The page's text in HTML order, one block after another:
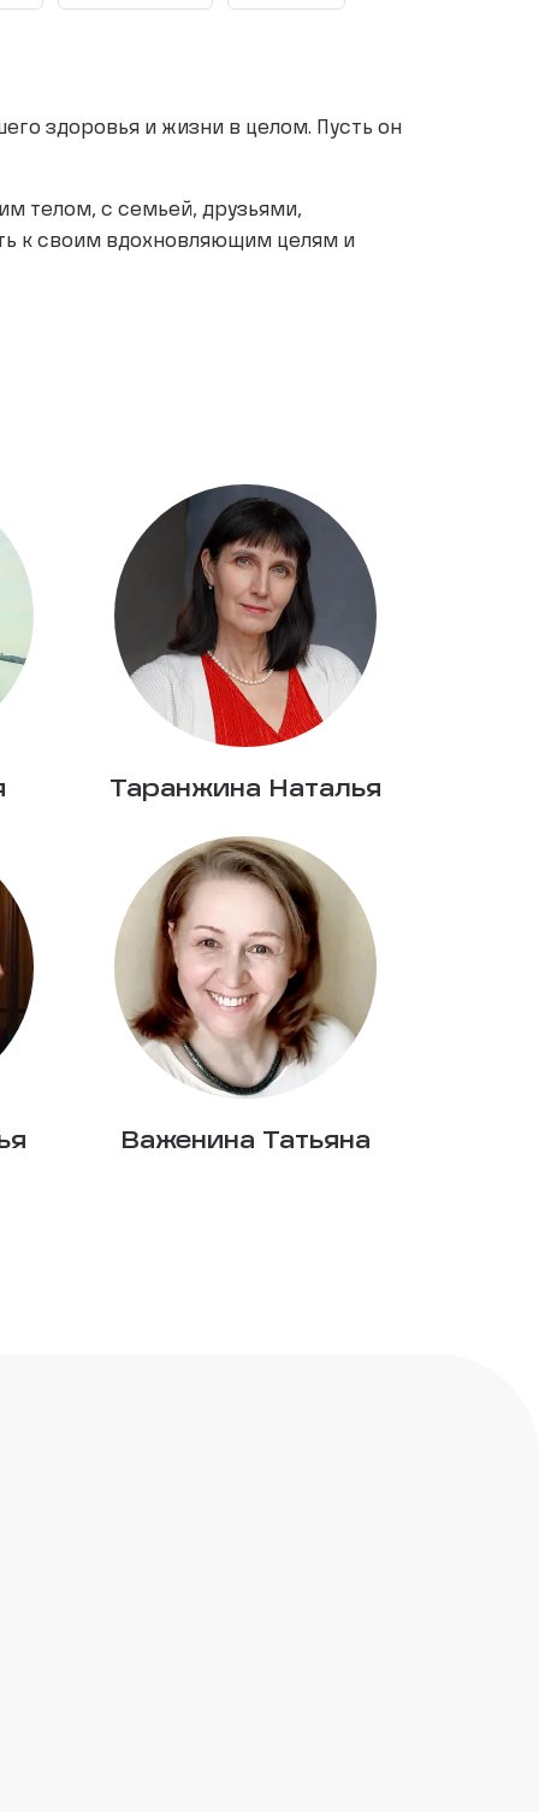
здоровья и жизни в целом. Пусть он
телом, с семьей, друзьями,
к своим вдохновляющим целям и
Таранжина Наталья
Важенина Татьяна